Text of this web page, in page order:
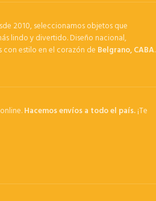
2010, seleccionamos objetos que
lindo y divertido. Diseño nacional,
estilo en el corazón de Belgrano, CABA.
Hacemos envíos a todo el país.¡Te